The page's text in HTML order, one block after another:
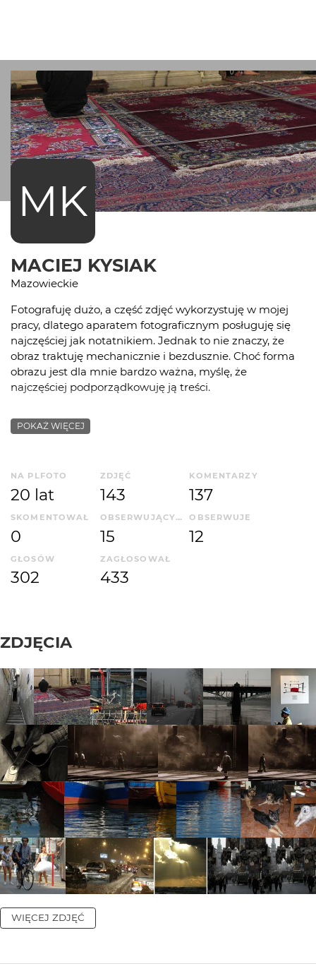
MK
MACIEJ KYSIAK
Mazowieckie
Fotografuję dużo, a część zdjęć wykorzystuję w mojej
pracy, dlatego aparatem fotograficznym posługuję się
najczęściej jak notatnikiem. Jednak to nie znaczy, że
obraz traktuję mechanicznie i bezdusznie. Choć forma
obrazu jest dla mnie bardzo ważna, myślę, że
najczęściej podporządkowuję ją treści.
PS. Najbardziej interesuje mnie portret podpatrzony w
naturalnym , zastanym otoczeniu - choć tych zdjęć, z
POKAŻ WIĘCEJ
NA PLFOTO
20 lat
ZDJĘĆ
143
KOMENTARZY
137
SKOMENTOWAŁ
0
OBSERWUJĄCYCH
15
OBSERWUJE
12
GŁOSÓW
302
ZAGŁOSOWAŁ
433
ZDJĘCIA
WIĘCEJ ZDJĘĆ